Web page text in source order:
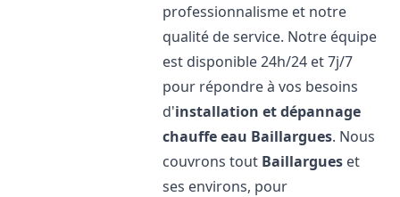
professionnalisme et notre
qualité de service. Notre équipe
est disponible 24h/24 et 7j/7
pour répondre à vos besoins
d'installation et dépannage
chauffe eau Baillargues. Nous
couvrons tout Baillargues et
ses environs, pour